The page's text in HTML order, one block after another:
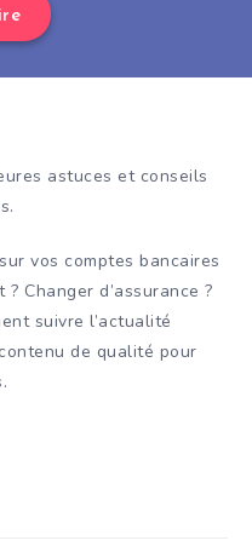
astuces et conseils
vos comptes bancaires
Changer d’assurance ?
suivre l’actualité
de qualité pour